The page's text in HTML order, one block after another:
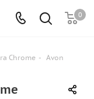
0
Chrome - Avon